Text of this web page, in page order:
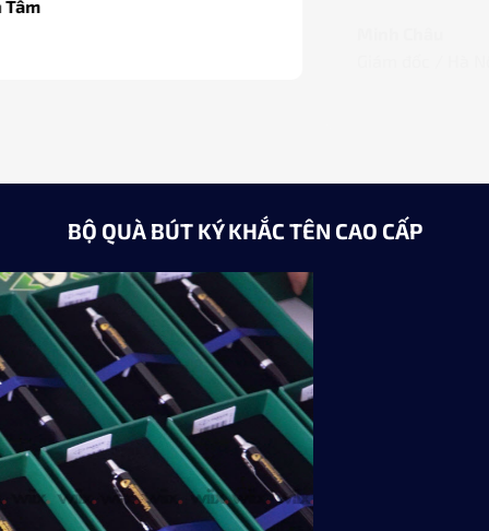
BỘ QUÀ BÚT KÝ KHẮC TÊN CAO CẤP